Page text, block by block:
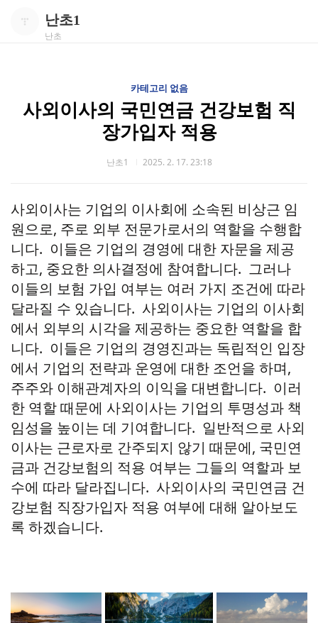
난초1
난초
카테고리 없음
사외이사의 국민연금 건강보험 직
장가입자 적용
난초1 2025. 2. 17. 23:18
사외이사는 기업의 이사회에 소속된 비상근 임
원으로, 주로 외부 전문가로서의 역할을 수행합
니다. 이들은 기업의 경영에 대한 자문을 제공
하고, 중요한 의사결정에 참여합니다. 그러나
이들의 보험 가입 여부는 여러 가지 조건에 따라
달라질 수 있습니다. 사외이사는 기업의 이사회
에서 외부의 시각을 제공하는 중요한 역할을 합
니다. 이들은 기업의 경영진과는 독립적인 입장
에서 기업의 전략과 운영에 대한 조언을 하며,
주주와 이해관계자의 이익을 대변합니다. 이러
한 역할 때문에 사외이사는 기업의 투명성과 책
임성을 높이는 데 기여합니다. 일반적으로 사외
이사는 근로자로 간주되지 않기 때문에, 국민연
금과 건강보험의 적용 여부는 그들의 역할과 보
수에 따라 달라집니다. 사외이사의 국민연금 건
강보험 직장가입자 적용 여부에 대해 알아보도
록 하겠습니다.